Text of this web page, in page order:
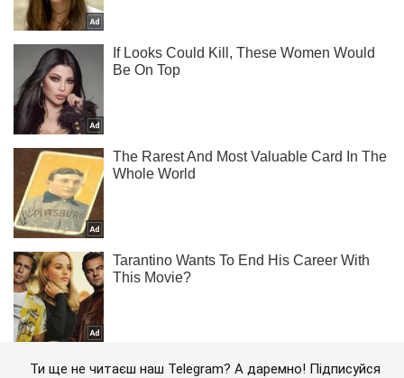
Ти ще не читаєш наш Telegram? А даремно! Підписуйся